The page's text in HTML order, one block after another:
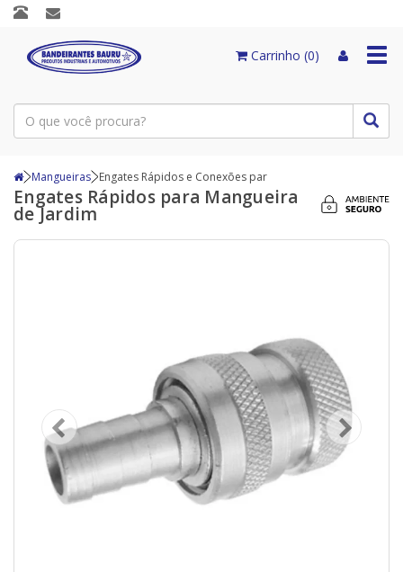
Carrinho (0)
Mangueiras Engates Rápidos e Conexões par
Engates Rápidos para Mangueira
de Jardim